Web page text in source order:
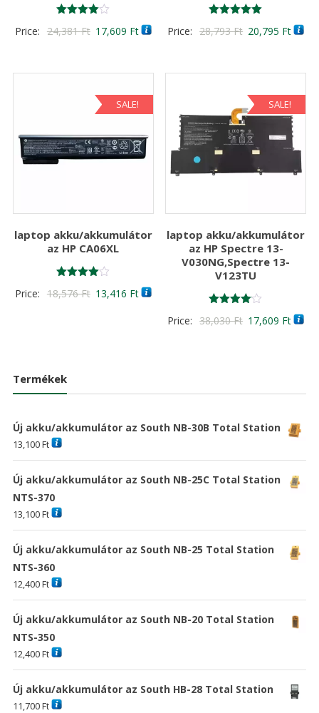
4.00
Price: 24,381Ft Original
17,609 FtCurrent
5.00
Price: 28,793Ft Original
20,795 Ft
SALE!
laptop akku/akkumulátor
az HP CA06XL
4.00
Price: 18,576Ft Original
13,416 FtCurrent
SALE!
laptop akku/akkumulátor
az HP Spectre 13-
V030NG,Spectre 13-
V123TU
4.00
Price: 38,030Ft Original
17,609 Ft
Termékek
Új akku/akkumulátor az South NB-30B Total Station
13,100Ft
Új akku/akkumulátor az South NB-25C Total Station
NTS-370
13,100Ft
Új akku/akkumulátor az South NB-25 Total Station
NTS-360
12,400Ft
Új akku/akkumulátor az South NB-20 Total Station
NTS-350
12,400Ft
Új akku/akkumulátor az South HB-28 Total Station
11,700Ft